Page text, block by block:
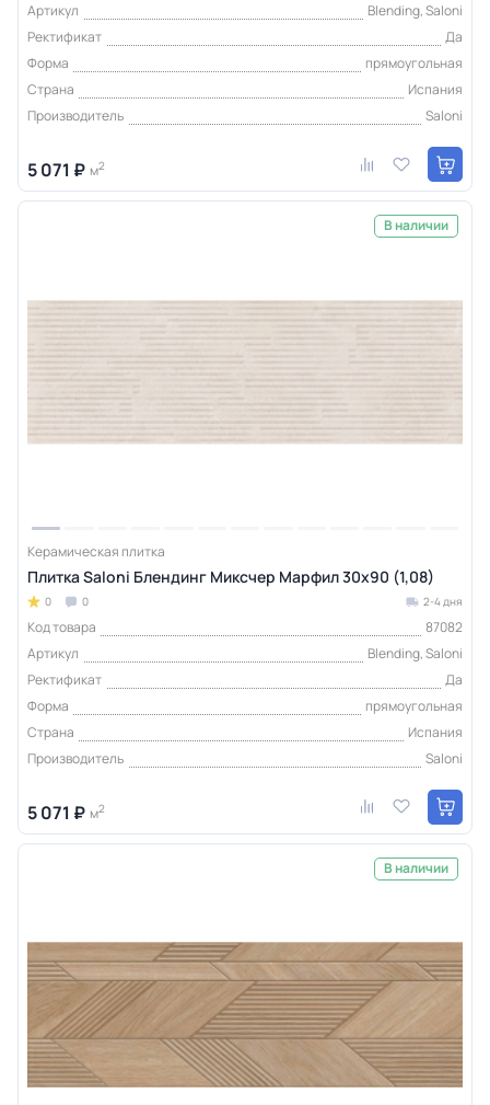
Артикул
Blending, Saloni
Ректификат
Да
Форма
прямоугольная
Страна
Испания
Производитель
Saloni
5 071 ₽ м2
В наличии
Керамическая плитка
Плитка Saloni Блендинг Миксчер Марфил 30x90 (1,08)
0 0 2-4 дня
Код товара
87082
Артикул
Blending, Saloni
Ректификат
Да
Форма
прямоугольная
Страна
Испания
Производитель
Saloni
5 071 ₽ м2
В наличии